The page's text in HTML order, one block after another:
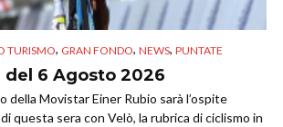
TURISMO, GRAN FONDO, NEWS, PUNTATE
del 6 Agosto 2026
della Movistar Einer Rubio sarà l’ospite
questa sera con Velò, la rubrica di ciclismo in